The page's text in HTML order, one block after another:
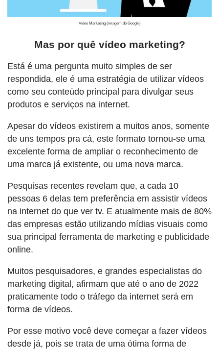
Vídeo Marketing (imagem do Google)
Mas por quê vídeo marketing?
Está é uma pergunta muito simples de ser
respondida, ele é uma estratégia de utilizar vídeos
como seu conteúdo principal para divulgar seus
produtos e serviços na internet.
Apesar do vídeos existirem a muitos anos, somente
de uns tempos pra cá, este formato tornou-se uma
excelente forma de ampliar o reconhecimento de
uma marca já existente, ou uma nova marca.
Pesquisas recentes revelam que, a cada 10
pessoas 6 delas tem preferência em assistir vídeos
na internet do que ver tv. E atualmente mais de 80%
das empresas estão utilizando mídias visuais como
sua principal ferramenta de marketing e publicidade
online.
Muitos pesquisadores, e grandes especialistas do
marketing digital, afirmam que até o ano de 2022
praticamente todo o tráfego da internet será em
forma de vídeos.
Por esse motivo você deve começar a fazer vídeos
desde já, pois se trata de uma ótima forma de